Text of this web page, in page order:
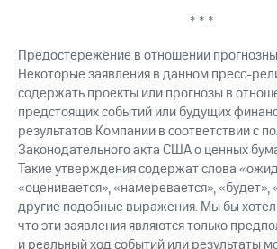
* * *
Предостережение в отношении
Некоторые заявления в данном пресс-
содержать проекты или прогнозы в
предстоящих событий или будущих
результатов Компании в соответствии с
Законодательного акта США о ценных
Такие утверждения содержат слова
«оценивается», «намеревается», «будет»,
другие подобные выражения. Мы бы
что эти заявления являются только